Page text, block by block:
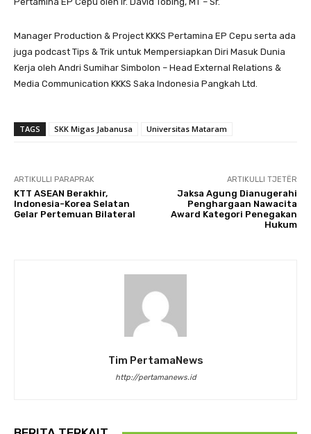
Manager Production & Project KKKS Pertamina EP Cepu serta ada
juga podcast Tips & Trik untuk Mempersiapkan Diri Masuk Dunia
Kerja oleh Andri Sumihar Simbolon – Head External Relations &
Media Communication KKKS Saka Indonesia Pangkah Ltd.
TAGS SKK Migas Jabanusa Universitas Mataram
ARTIKULLI PARAPRAK
KTT ASEAN Berakhir,
Indonesia-Korea Selatan
Gelar Pertemuan Bilateral
ARTIKULLI TJETËR
Jaksa Agung Dianugerahi
Penghargaan Nawacita
Award Kategori Penegakan
Hukum
Tim PertamaNews
http://pertamanews.id